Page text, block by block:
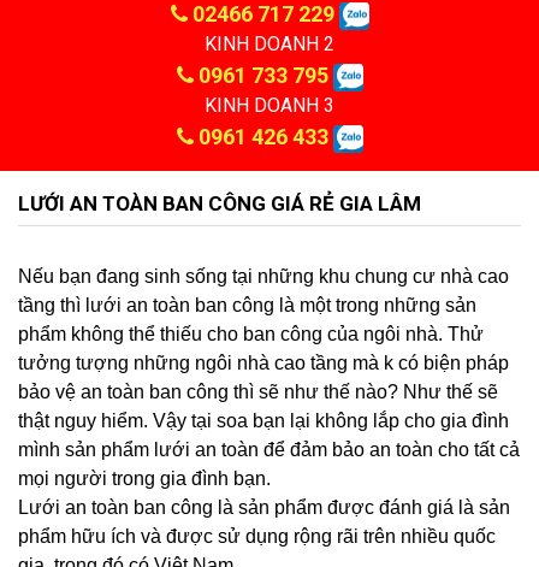
02466 717 229
KINH DOANH 2
0961 733 795
KINH DOANH 3
0961 426 433
LƯỚI AN TOÀN BAN CÔNG GIÁ RẺ GIA LÂM
Nếu bạn đang sinh sống tại những khu chung cư nhà cao
tầng thì lưới an toàn ban công là một trong những sản
phẩm không thể thiếu cho ban công của ngôi nhà. Thử
tưởng tượng những ngôi nhà cao tầng mà k có biện pháp
bảo vệ an toàn ban công thì sẽ như thế nào? Như thế sẽ
thật nguy hiểm. Vậy tại soa bạn lại không lắp cho gia đình
mình sản phẩm lưới an toàn để đảm bảo an toàn cho tất cả
mọi người trong gia đình bạn.
Lưới an toàn ban công là sản phẩm được đánh giá là sản
phẩm hữu ích và được sử dụng rộng rãi trên nhiều quốc